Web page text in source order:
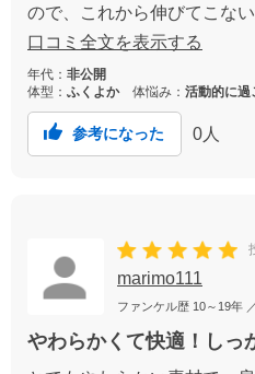
ので、これから伸びてこな
背も低いので、調整出来た
口コミ全文を表示する
年代： 非公開
体型： ふくよか体悩み： 活動的に過
参考になった 0 人
marimo111
ファンケル歴 10～19年
やわらかくて快適！しっ